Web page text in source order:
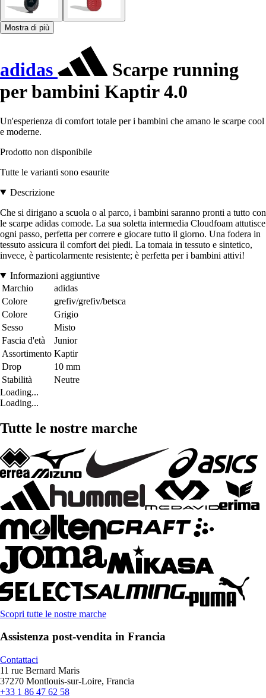
Mostra di più
adidas
Scarpe running
per bambini Kaptir 4.0
Un'esperienza di comfort totale per i bambini che amano le scarpe cool
e moderne.
Prodotto non disponibile
Tutte le varianti sono esaurite
Descrizione
Che si dirigano a scuola o al parco, i bambini saranno pronti a tutto con
le scarpe adidas comode. La sua soletta intermedia Cloudfoam attutisce
ogni passo, perfetta per correre e giocare tutto il giorno. Una fodera in
tessuto assicura il comfort dei piedi. La tomaia in tessuto e sintetico,
invece, è particolarmente resistente; è perfetta per i bambini attivi!
Informazioni aggiuntive
Marchio
adidas
Colore
grefiv/grefiv/betsca
Colore
Grigio
Sesso
Misto
Fascia d'età
Junior
Assortimento Kaptir
Drop
10 mm
Stabilità
Neutre
Loading...
Loading...
Tutte le nostre marche
Scopri tutte le nostre marche
Assistenza post-vendita in Francia
Contattaci
11 rue Bernard Maris
37270 Montlouis-sur-Loire, Francia
+33 1 86 47 62 58